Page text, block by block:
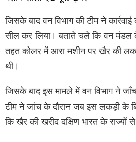
जिसके बाद वन विभाग की टीम ने
सील कर लिया। बताते चले कि वन
तहत कोलर में आरा मशीन पर खैर की
थी।
जिसके बाद इस मामले में वन विभाग ने
टीम ने जांच के दौरान जब इस लकड़ी के
कि खैर की खरीद दक्षिण भारत के राज्यों